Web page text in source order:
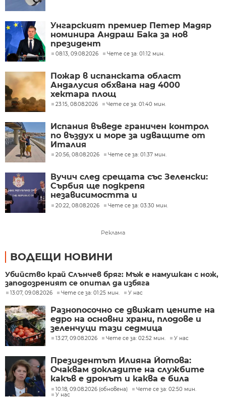
Унгарският премиер Петер Мадяр
номинира Андраш Бака за нов
президент
08:13, 09.08.2026 Чете се за: 01:12 мин.
Пожар в испанската област
Андалусия обхвана над 4000
хектара площ
23:15, 08.08.2026 Чете се за: 01:40 мин.
Испания въведе граничен контрол
по въздух и море за идващите от
Италия
20:56, 08.08.2026 Чете се за: 01:37 мин.
Вучич след срещата със Зеленски:
Сърбия ще подкрепя
независимостта и
териториалната цялост на
20:22, 08.08.2026 Чете се за: 03:30 мин.
Реклама
ВОДЕЩИ НОВИНИ
Убийство край Слънчев бряг: Мъж е намушкан с нож,
заподозреният се опитал да избяга
13:07, 09.08.2026 Чете се за: 01:25 мин. У нас
Разнопосочно се движат цените на
едро на основни храни, плодове и
зеленчуци тази седмица
13:27, 09.08.2026 Чете се за: 02:52 мин. У нас
Президентът Илияна Йотова:
Очаквам докладите на службите
какъв е дронът и каква е била
неговата роля
10:18, 09.08.2026 (обновена)
Чете се за: 02:50 мин.
У нас